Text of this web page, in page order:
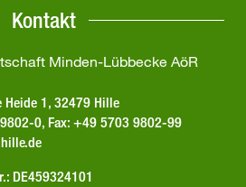
Kontakt
Minden-Lübbecke AöR
Heide 1, 32479 Hille
0, Fax: +49 5703 9802-99
DE459324101